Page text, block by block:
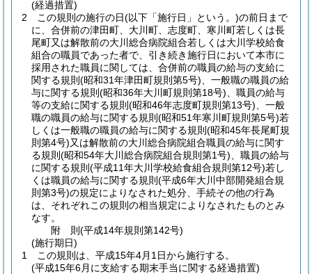
(経過措置)
2
この規則の施行の日(以下「施行日」という。)の前日まで
に、合併前の津田町、大川町、志度町、寒川町若しくは長
尾町又は解散前の大川総合病院組合若しくは大川学校給食
組合の職員であった者で、引き続き施行日において本市に
採用された職員に関しては、合併前の職員の給与の支給に
関する規則 (昭和31年津田町規則第5号) 、一般職の職員の給
与に関する規則 (昭和36年大川町規則第18号) 、職員の給与
等の支給に関する規則 (昭和46年志度町規則第13号) 、一般
職の職員の給与に関する規則 (昭和51年寒川町規則第5号)若
しくは一般職の職員の給与に関する規則 (昭和45年長尾町規
則第4号)又は解散前の大川総合病院組合職員の給与に関す
る規則 (昭和54年大川総合病院組合規則第1号) 、職員の給与
に関する規則 (平成11年大川学校給食組合規則第12号)若し
くは職員の給与に関する規則 (平成6年大川中部開発組合規
則第3号)の規定によりなされた処分、手続その他の行為
は、それぞれこの規則の相当規定によりなされたものとみ
なす。
附 則(平成14年規則第142号)
(施行期日)
1
この規則は、平成15年4月1日から施行する。
(平成15年6月に支給する期末手当に関する経過措置)